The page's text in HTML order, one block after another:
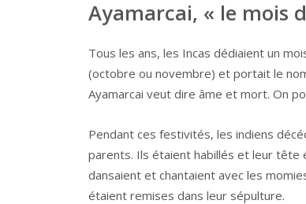
Ayamarcai, « le mois
Tous les ans, les Incas dédiaient un
(octobre ou novembre) et portait le
Ayamarcai veut dire âme et mort. On
Pendant ces festivités, les indiens
parents. Ils étaient habillés et leur tête
dansaient et chantaient avec les
étaient remises dans leur sépulture.